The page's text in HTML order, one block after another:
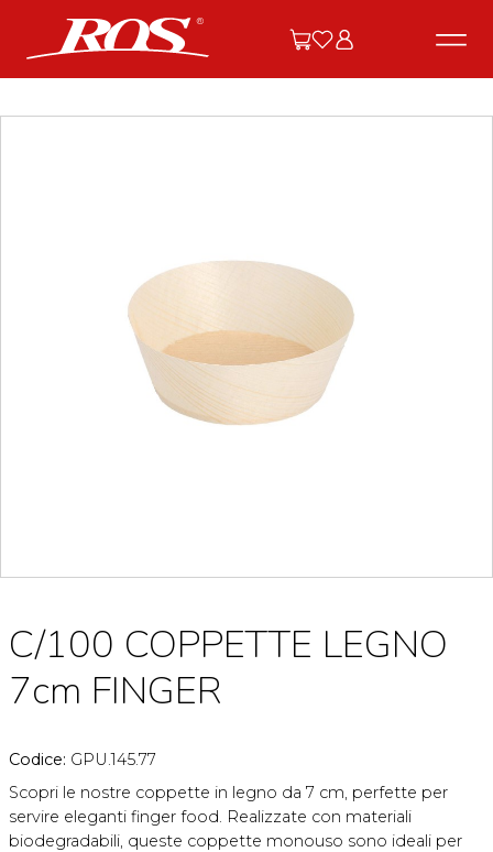
C/100 COPPETTE LEGNO
7cm FINGER
Codice: GPU.145.77
Scopri le nostre coppette in legno da 7 cm, perfette per
servire eleganti finger food. Realizzate con materiali
biodegradabili, queste coppette monouso sono ideali per